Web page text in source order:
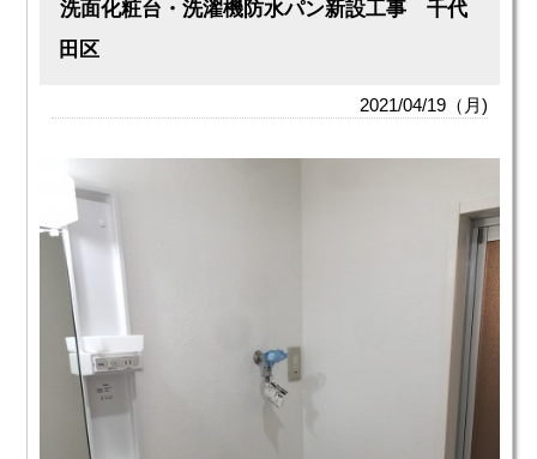
洗面化粧台・洗濯機防水パン新設工事 千代
田区
2021/04/19（月)